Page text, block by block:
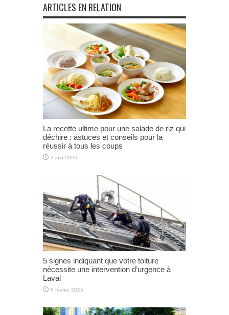
ARTICLES EN RELATION
La recette ultime pour une salade de riz qui
déchire : astuces et conseils pour la
réussir à tous les coups
2 juin 2025
5 signes indiquant que votre toiture
nécessite une intervention d’urgence à
Laval
6 février 2025